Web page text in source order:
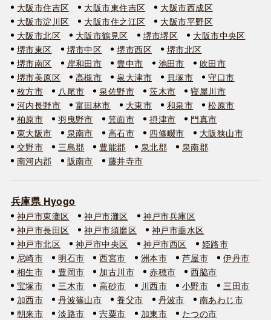
大阪市住吉区
大阪市東住吉区
大阪市西成区
大阪市淀川区
大阪市住之江区
大阪市平野区
大阪市北区
大阪市鶴見区 堺市堺区
大阪市中央区
堺市東区
堺市中区 堺市西区
堺市北区
堺市南区
岸和田市 豊中市 池田市
吹田市
堺市美原区
高槻市 泉大津市 貝塚市
守口市
枚方市
八尾市 泉佐野市 茨木市
寝屋川市
河内長野市
富田林市 大東市 和泉市
松原市
柏原市
羽曳野市 箕面市 摂津市
門真市
東大阪市
泉南市 高石市 四條畷市
大阪狭山市
交野市
三島郡 豊能郡 泉北郡
泉南郡
南河内郡
阪南市 藤井寺市
兵庫県 Hyogo
神戸市東灘区 神戸市灘区
神戸市兵庫区
神戸市長田区
神戸市須磨区
神戸市垂水区
神戸市北区
神戸市中央区 神戸市西区
姫路市
尼崎市
明石市 西宮市 洲本市 芦屋市
伊丹市
相生市
豊岡市 加古川市 赤穂市
西脇市
宝塚市
三木市 高砂市 川西市 小野市
三田市
加西市
丹波篠山市 養父市 丹波市
南あわじ市
朝来市
淡路市 宍粟市 加東市
たつの市